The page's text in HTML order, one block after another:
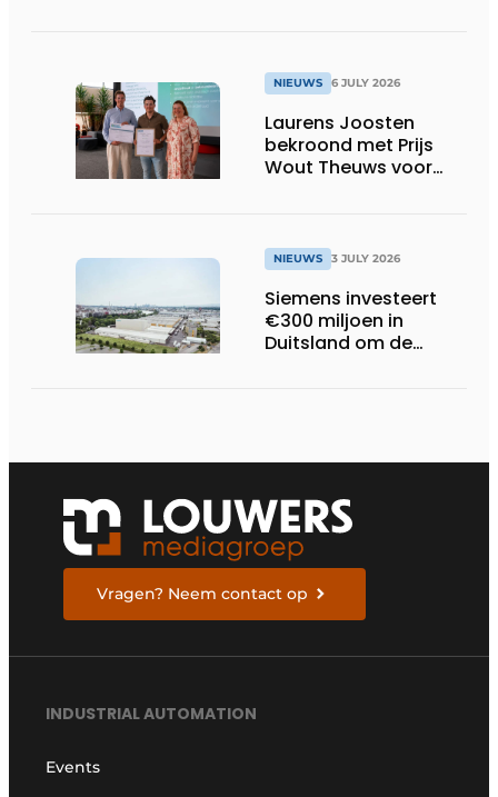
NIEUWS 6 JULY 2026
Laurens Joosten
bekroond met Prijs
Wout Theuws voor
NIEUWS 3 JULY 2026
Siemens investeert
€300 miljoen in
Duitsland om de
Vragen? Neem contact op
INDUSTRIAL AUTOMATION
Events